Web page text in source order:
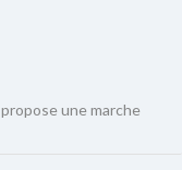
une marche